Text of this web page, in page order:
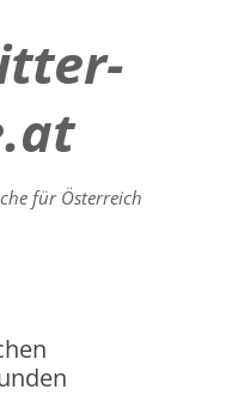
für Österreich